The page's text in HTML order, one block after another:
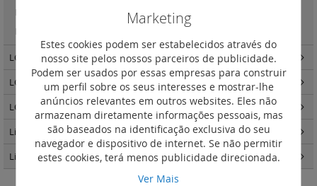
LCS3 cat. 8
LCS3 cat. 6A - ficha de ligação rápida RJ 45 cat 6A STP
LCS3 fibra ótica(140)
LCS3 quadros e armários (34)
LCS3 distribuição de energia(25)
Linkeo - Quadros e Armários(87)
Linkeo C cobre(31)
Marketing
Estes cookies podem ser estabelecidos através do
nosso site pelos nossos parceiros de publicidade.
Podem ser usados por essas empresas para construir
um perfil sobre os seus interesses e mostrar-lhe
anúncios relevantes em outros websites. Eles não
armazenam diretamente informações pessoais, mas
são baseados na identificação exclusiva do seu
navegador e dispositivo de internet. Se não permitir
estes cookies, terá menos publicidade direcionada.
Ver Mais